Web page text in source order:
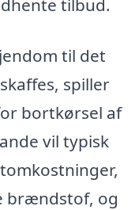
tilbud.
til det
spiller
bortkørsel af
vil typisk
brændstof, og